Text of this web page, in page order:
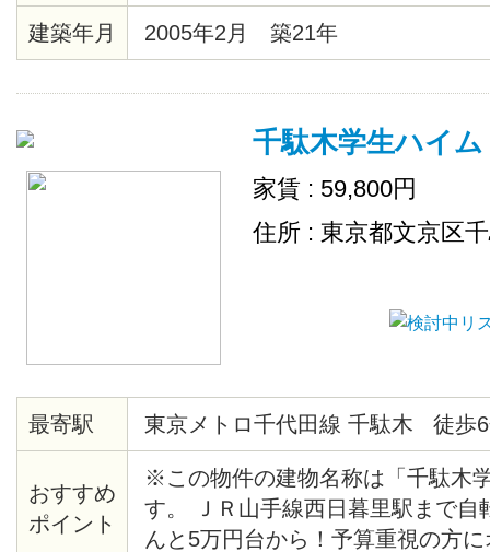
ース。 さらに 2口コンロで使い勝
理好きの方には嬉しいですね！
建築年月 2005年2月 築21年
千駄木学生ハイム
家賃 : 59,800円
住所 : 東京都文京区
最寄駅 東京メトロ千代田線 千駄木 徒歩
おすすめ
ポイント
※この物件の建物名称は「千駄木
す。 ＪＲ山手線西日暮里駅まで自
んと5万円台から！予算重視の方